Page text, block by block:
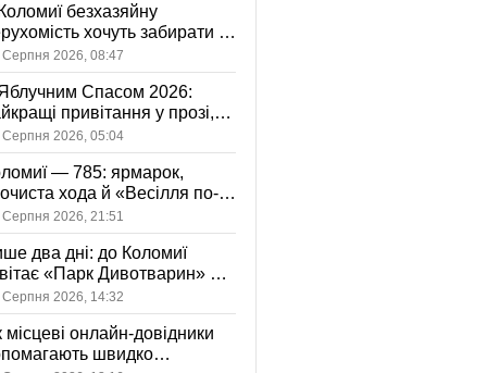
безхазяйну
хочуть забирати у
громади: що це
Серпня 2026, 08:47
Спасом 2026:
привітання у прозі,
та картинках
Серпня 2026, 05:04
— 785: ярмарок,
хода й «Весілля по-
— чим
День міста
Серпня 2026, 21:51
два дні: до Коломиї
«Парк Дивотварин» — і
безкоштовний
Серпня 2026, 14:32
місцеві онлайн-довідники
швидко